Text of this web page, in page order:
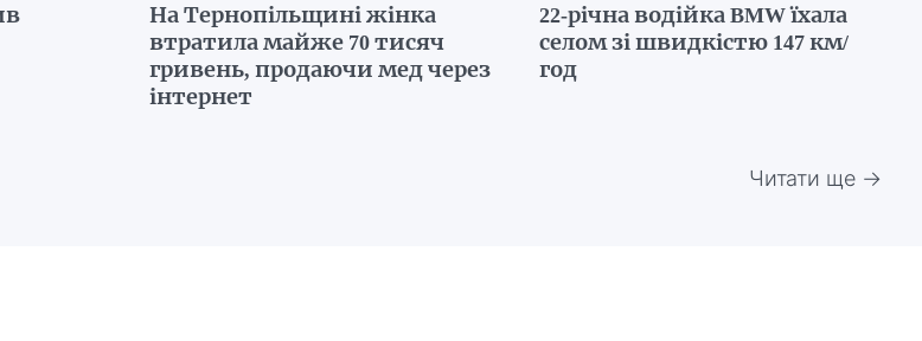
На Тернопільщині жінка
втратила майже 70 тисяч
гривень, продаючи мед через
інтернет
22-річна водійка BMW їхала
селом зі швидкістю 147 км/
год
Читати ще →